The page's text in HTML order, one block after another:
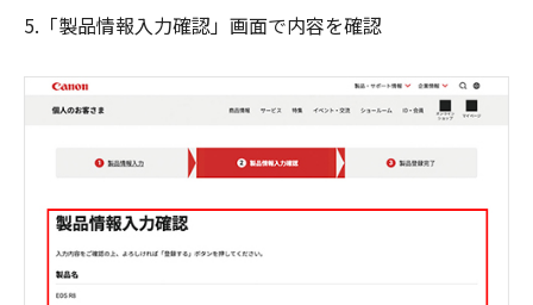
5.「製品情報入力確認」画面で内容を確認